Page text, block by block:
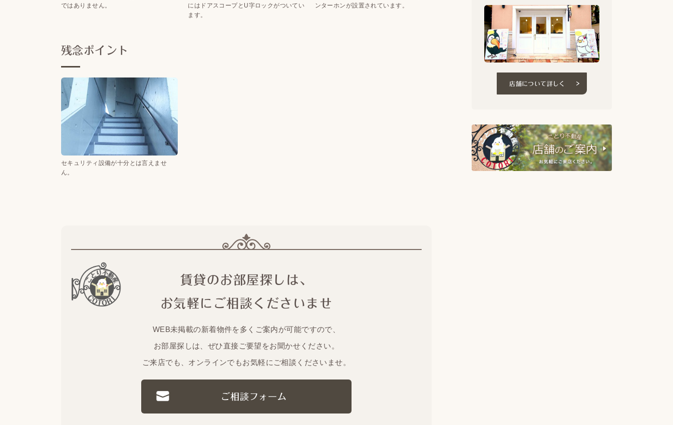
ではありません。
にはドアスコープとU字ロックがついてい
ます。
ンターホンが設置されています。
残念ポイント
セキュリティ設備が十分とは言えませ
ん。
賃貸のお部屋探しは、
お気軽にご相談くださいませ
WEB未掲載の新着物件を多くご案内が可能ですので、
お部屋探しは、ぜひ直接ご要望をお聞かせください。
ご来店でも、オンラインでもお気軽にご相談くださいませ。
ご相談フォーム
店舗について詳しく